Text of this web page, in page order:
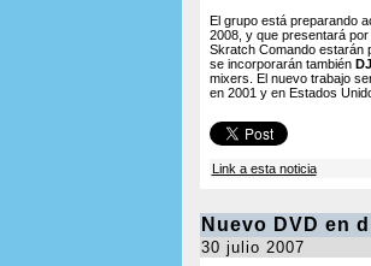
El grupo está preparando
2008, y que presentará
Skratch Comando estarán
se incorporarán también
mixers. El nuevo trabajo
en 2001 y en Estados
Link a esta noticia
Nuevo DVD en
30 julio 2007